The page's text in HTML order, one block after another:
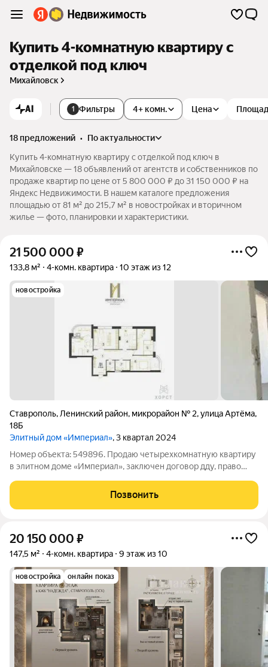
Купить 4-комнатную квартиру с
отделкой под ключ
Михайловск
AI 1 Фильтры 4+ комн. Цена
18 предложений •
по актуальности
Купить 4-комнатную квартиру с отделкой под ключ в
Михайловске — 18 объявлений от агентств и собственников по
продаже квартир по цене от 5 800 000 ₽ до 31 150 000 ₽ на
Яндекс Недвижимости. В нашем каталоге предложения
площадью от 81 м² до 215,7 м² в новостройках и вторичном
жилье — фото, планировки и характеристики.
21 500 000 ₽
133,8 м² 4-комн. квартира 10 этаж из 12
новостройка
Ставрополь, Ленинский район, микрорайон № 2,улица Артёма,
18Б
Элитный дом «Империал», 3 квартал 2024
Номер объекта: 549896. Продаю четырехкомнатную квартиру
в элитном доме «Империал», заключен договор дду, право
квартиры. С риелторами не работаю. Прямая продажа.
Позвонить
20 150 000 ₽
147,5 м² 4-комн. квартира 9 этаж из 10
новостройка онлайн показ